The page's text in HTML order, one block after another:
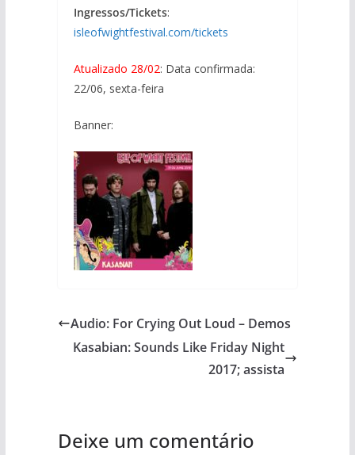
Ingressos/Tickets:
isleofwightfestival.com/tickets
Atualizado 28/02: Data confirmada:
22/06, sexta-feira
Banner:
Audio: For Crying Out Loud – Demos
Kasabian: Sounds Like Friday Night
2017; assista
Deixe um comentário